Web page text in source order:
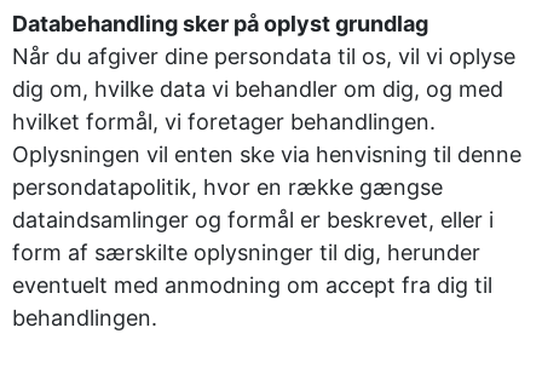
Databehandling sker på oplyst grundlag
Når du afgiver dine persondata til os, vil vi oplyse
dig om, hvilke data vi behandler om dig, og med
hvilket formål, vi foretager behandlingen.
Oplysningen vil enten ske via henvisning til denne
persondatapolitik, hvor en række gængse
dataindsamlinger og formål er beskrevet, eller i
form af særskilte oplysninger til dig, herunder
eventuelt med anmodning om accept fra dig til
behandlingen.